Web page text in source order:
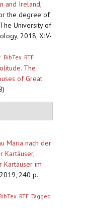
and Ireland,
the degree of
University of
2018, XIV-
BibTex RTF
The
of Great
Maria nach der
Kartäuser,
Kartäuser im
240 p.
RTF Tagged